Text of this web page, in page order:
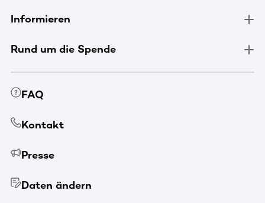
Informieren
Rund um die Spende
FAQ
Kontakt
Presse
Daten ändern